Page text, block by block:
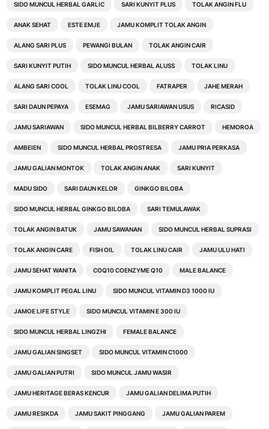
SIDO MUNCUL HERBAL GARLIC SARI KUNYIT PLUS TOLAK ANGIN FLU
ANAK SEHAT ESTE EMJE JAMU KOMPLIT TOLAK ANGIN
ALANG SARI PLUS PEWANGI BULAN TOLAK ANGIN CAIR
SARI KUNYIT PUTIH SIDO MUNCUL HERBAL ALUSS TOLAK LINU
ALANG SARI COOL TOLAK LINU COOL FATRAPER JAHE MERAH
SARI DAUN PEPAYA ESEMAG JAMU SARIAWAN USUS RICASID
JAMU SARIAWAN SIDO MUNCUL HERBAL BILBERRY CARROT HEMOROA
AMBEIEN SIDO MUNCUL HERBAL PROSTRESA JAMU PRIA PERKASA
JAMU GALIAN MONTOK TOLAK ANGIN ANAK SARI KUNYIT
MADU SIDO SARI DAUN KELOR GINKGO BILOBA
SIDO MUNCUL HERBAL GINKGO BILOBA SARI TEMULAWAK
TOLAK ANGIN BATUK JAMU SAWANAN SIDO MUNCUL HERBAL SUPRASI
TOLAK ANGIN CARE FISH OIL TOLAK LINU CAIR JAMU ULU HATI
JAMU SEHAT WANITA COQ10 COENZYME Q10 MALE BALANCE
JAMU KOMPLIT PEGAL LINU SIDO MUNCUL VITAMIN D3 1000 IU
JAMOE LIFE STYLE SIDO MUNCUL VITAMIN E 300 IU
SIDO MUNCUL HERBAL LINGZHI FEMALE BALANCE
JAMU GALIAN SINGSET SIDO MUNCUL VITAMIN C1000
JAMU GALIAN PUTRI SIDO MUNCUL JAMU WASIR
JAMU HERITAGE BERAS KENCUR JAMU GALIAN DELIMA PUTIH
JAMU RESIKDA JAMU SAKIT PINGGANG JAMU GALIAN PAREM